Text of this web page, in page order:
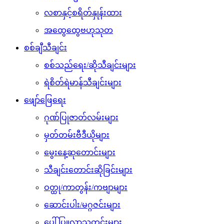
လစာနှင့်စရိတ်နှုန်းထား
အထွေထွေဗဟုသုတ
စစ်ချီသီချင်း
စစ်သည်ရေး/ဆိုသီချင်းများ
ရဲစိတ်ရဲမာန်သီချင်းများ
ဖျော်ဖြေရေး
ဂုဏ်ပြုဇာတ်လမ်းများ
မှတ်တမ်းဗီဒီယိုများ
မွေးနေ့ဆုတောင်းများ
သီချင်းတောင်းဆိုခြင်းများ
ဝတ္ထု/ကာတွန်း/ကဗျာများ
ဆောင်းပါး/မဂ္ဂဇင်းများ
ပေါ်ပြူလာသတင်းများ